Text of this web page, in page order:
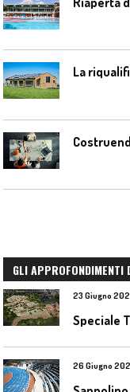
La
GLI APPROFONDIMENTI
23 Giugno
26 Giugno